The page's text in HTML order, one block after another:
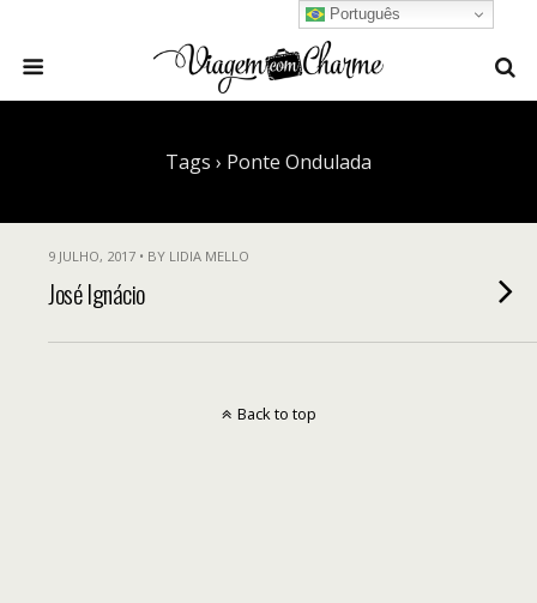
Tags › Ponte Ondulada
9 JULHO, 2017 • BY LIDIA MELLO
José Ignácio
Português
Back to top